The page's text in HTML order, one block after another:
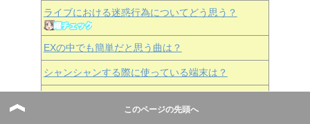
ライブにおける迷惑行為についてどう思う？
EXの中でも簡単だと思う曲は？
シャンシャンする際に使っている端末は？
このページの先頭へ